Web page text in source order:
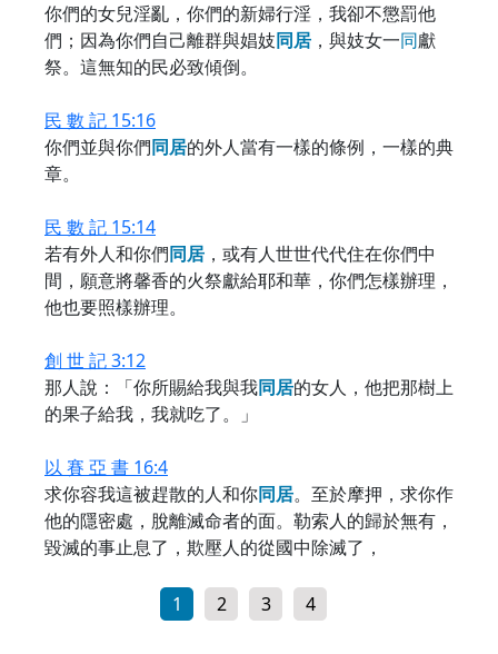
你們的女兒淫亂，你們的新婦行淫，我卻不懲罰他
們；因為你們自己離群與娼妓同居 ，與妓女一同獻
祭。這無知的民必致傾倒。
民 數 記 15:16
你們並與你們同居的外人當有一樣的條例，一樣的典
章。
民 數 記 15:14
若有外人和你們同居 ，或有人世世代代住在你們中
間，願意將馨香的火祭獻給耶和華，你們怎樣辦理，
他也要照樣辦理。
創 世 記 3:12
那人說：「你所賜給我與我同居的女人，他把那樹上
的果子給我，我就吃了。」
以 賽 亞 書 16:4
求你容我這被趕散的人和你同居。至於摩押，求你作
他的隱密處，脫離滅命者的面。勒索人的歸於無有，
毀滅的事止息了，欺壓人的從國中除滅了，
1 2 3 4